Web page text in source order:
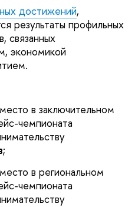
достижений,
результаты профильных
связанных
экономикой
в заключительном
чемпионата
;
в региональном
чемпионата